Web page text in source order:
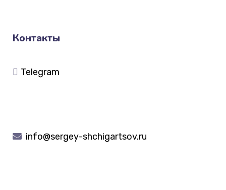
Контакты
Telegram
info@sergey-shchigartsov.ru